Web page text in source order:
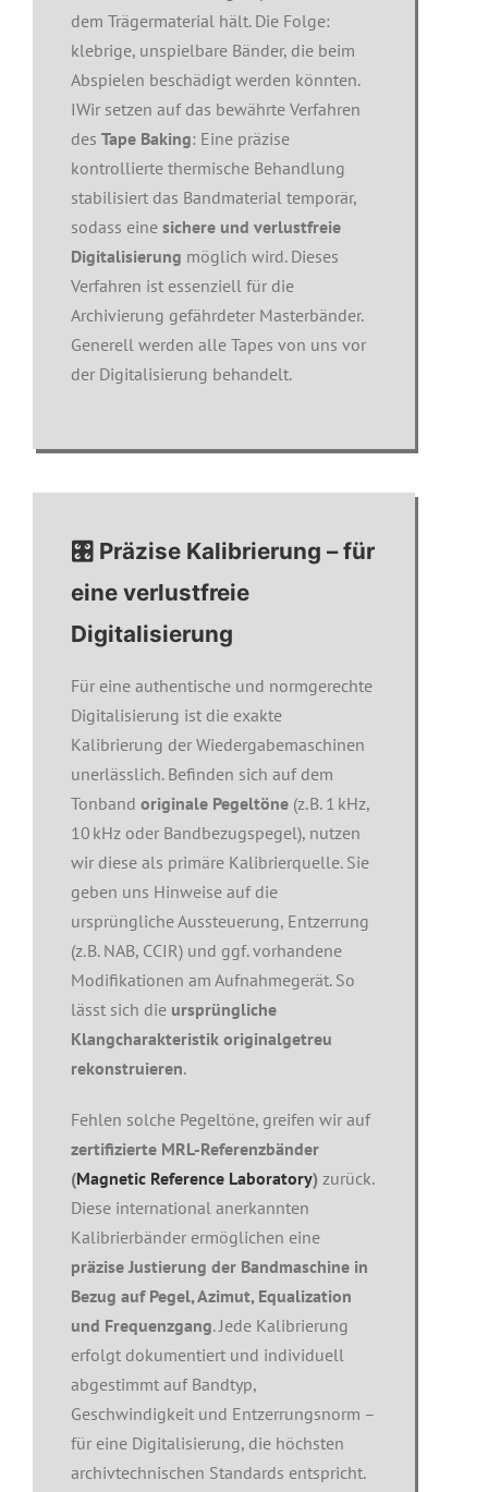
dem Trägermaterial hält. Die Folge:
klebrige, unspielbare Bänder, die beim
Abspielen beschädigt werden könnten.
IWir setzen auf das bewährte Verfahren
des Tape Baking: Eine präzise
kontrollierte thermische Behandlung
stabilisiert das Bandmaterial temporär,
sodass eine sichere und verlustfreie
Digitalisierung möglich wird. Dieses
Verfahren ist essenziell für die
Archivierung gefährdeter Masterbänder.
Generell werden alle Tapes von uns vor
der Digitalisierung behandelt.
🎛️ Präzise Kalibrierung – für
eine verlustfreie
Digitalisierung
Für eine authentische und normgerechte
Digitalisierung ist die exakte
Kalibrierung der Wiedergabemaschinen
unerlässlich. Befinden sich auf dem
Tonband originale Pegeltöne(z. B. 1 kHz,
10 kHz oder Bandbezugspegel), nutzen
wir diese als primäre Kalibrierquelle. Sie
geben uns Hinweise auf die
ursprüngliche Aussteuerung, Entzerrung
(z. B. NAB, CCIR) und ggf. vorhandene
Modifikationen am Aufnahmegerät. So
lässt sich die ursprüngliche
Klangcharakteristik originalgetreu
rekonstruieren.
Fehlen solche Pegeltöne, greifen wir auf
zertifizierte MRL-Referenzbänder
(Magnetic Reference Laboratory)zurück.
Diese international anerkannten
Kalibrierbänder ermöglichen eine
präzise Justierung der Bandmaschine in
Bezug auf Pegel, Azimut, Equalization
und Frequenzgang. Jede Kalibrierung
erfolgt dokumentiert und individuell
abgestimmt auf Bandtyp,
Geschwindigkeit und Entzerrungsnorm –
für eine Digitalisierung, die höchsten
archivtechnischen Standards entspricht.